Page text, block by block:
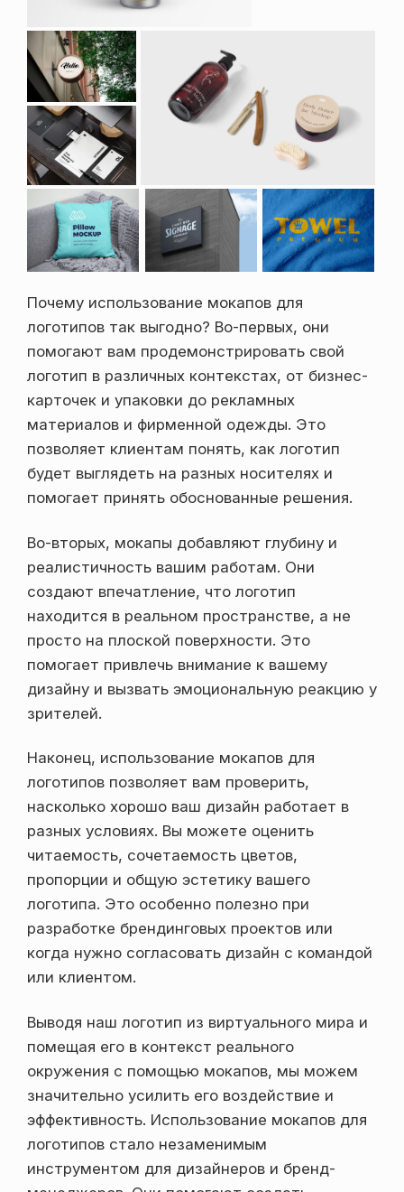
Почему использование мокапов для
логотипов так выгодно? Во-первых, они
помогают вам продемонстрировать свой
логотип в различных контекстах, от бизнес-
карточек и упаковки до рекламных
материалов и фирменной одежды. Это
позволяет клиентам понять, как логотип
будет выглядеть на разных носителях и
помогает принять обоснованные решения.
Во-вторых, мокапы добавляют глубину и
реалистичность вашим работам. Они
создают впечатление, что логотип
находится в реальном пространстве, а не
просто на плоской поверхности. Это
помогает привлечь внимание к вашему
дизайну и вызвать эмоциональную реакцию у
зрителей.
Наконец, использование мокапов для
логотипов позволяет вам проверить,
насколько хорошо ваш дизайн работает в
разных условиях. Вы можете оценить
читаемость, сочетаемость цветов,
пропорции и общую эстетику вашего
логотипа. Это особенно полезно при
разработке брендинговых проектов или
когда нужно согласовать дизайн с командой
или клиентом.
Выводя наш логотип из виртуального мира и
помещая его в контекст реального
окружения с помощью мокапов, мы можем
значительно усилить его воздействие и
эффективность. Использование мокапов для
логотипов стало незаменимым
инструментом для дизайнеров и бренд-